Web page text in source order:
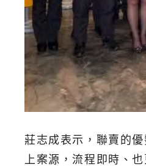
莊志成表示，聯賣的
上案源，流程即時、